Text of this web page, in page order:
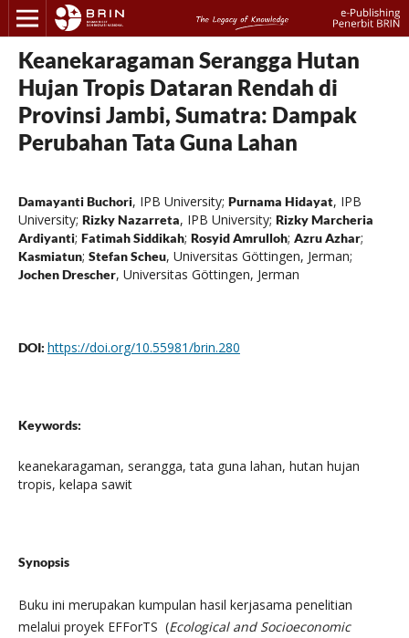
Keanekaragaman Serangga Hutan
Hujan Tropis Dataran Rendah di
Provinsi Jambi, Sumatra: Dampak
Perubahan Tata Guna Lahan
Damayanti Buchori, IPB University; Purnama Hidayat, IPB
University; Rizky Nazarreta, IPB University; Rizky Marcheria
Ardiyanti; Fatimah Siddikah; Rosyid Amrulloh; Azru Azhar;
Kasmiatun; Stefan Scheu, Universitas Göttingen, Jerman;
Jochen Drescher, Universitas Göttingen, Jerman
DOI: https://doi.org/10.55981/brin.280
Keywords:
keanekaragaman, serangga, tata guna lahan, hutan hujan
tropis, kelapa sawit
Synopsis
Buku ini merupakan kumpulan hasil kerjasama penelitian
melalui proyek EFForTS (Ecological and Socioeconomic